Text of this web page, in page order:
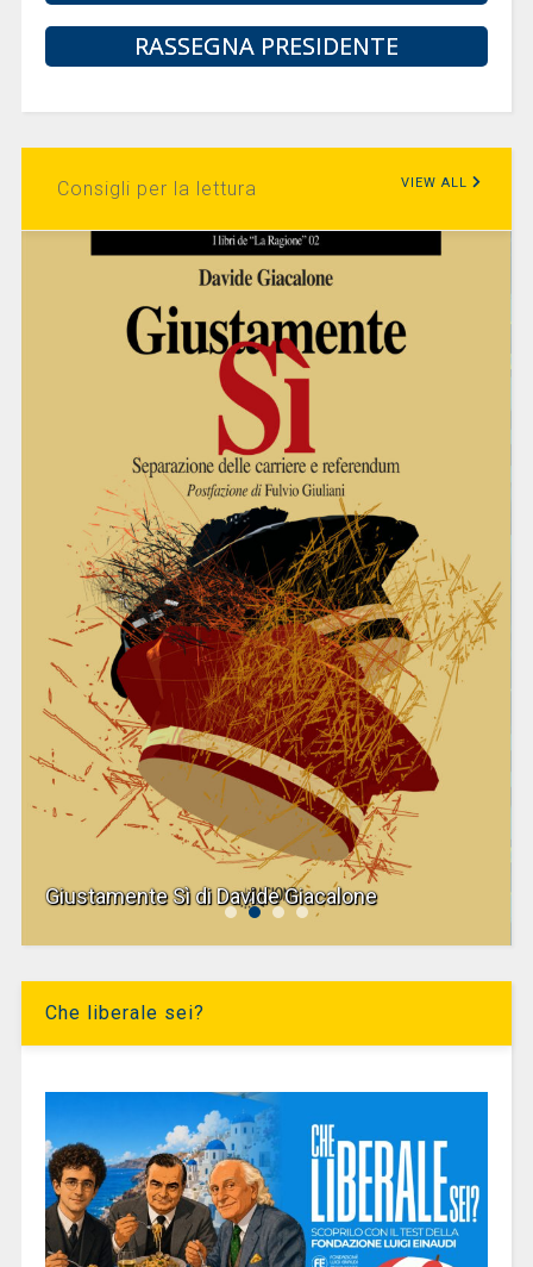
RASSEGNA PRESIDENTE
Consigli per la lettura VIEW ALL
Giustamente Sì di Davide Giacalone
Che liberale sei?